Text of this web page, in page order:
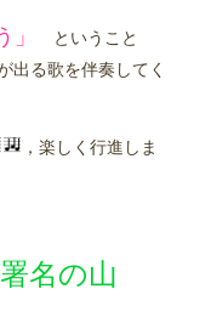
」
ということ
出る歌を伴奏してく
，楽しく行進しま
署名の山